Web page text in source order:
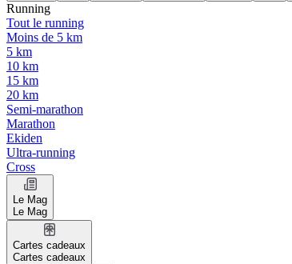
Running
Tout le running
Moins de 5 km
5 km
10 km
15 km
20 km
Semi-marathon
Marathon
Ekiden
Ultra-running
Cross
Le Mag
Le Mag
Cartes cadeaux
Cartes cadeaux